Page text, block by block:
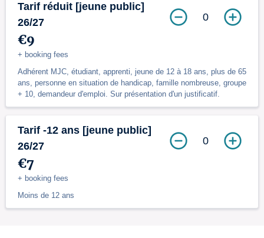
Tarif réduit [jeune public]
26/27
€9
+ booking fees
Adhérent MJC, étudiant, apprenti, jeune de 12 à 18 ans, plus de 65
ans, personne en situation de handicap, famille nombreuse, groupe
+ 10, demandeur d'emploi. Sur présentation d'un justificatif.
0
Tarif -12 ans [jeune public]
26/27
€7
+ booking fees
Moins de 12 ans
0